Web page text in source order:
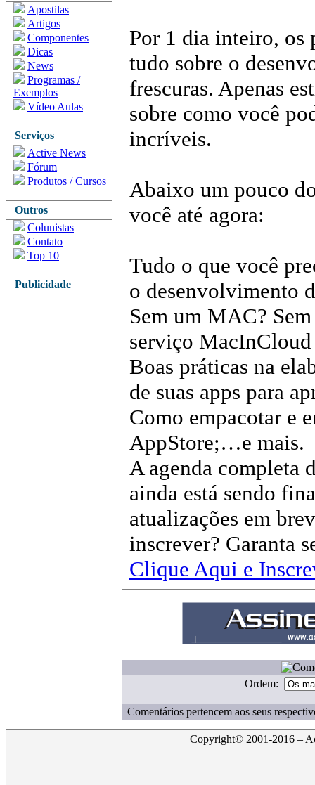
Apostilas
Artigos
Componentes
Dicas
News
Programas /
Exemplos
Vídeo Aulas
Serviços
Active News
Fórum
Produtos / Cursos
Outros
Colunistas
Contato
Top 10
Publicidade
Por 1 dia inteiro, os
tudo sobre o
frescuras. Apenas
sobre como você
incríveis.
Abaixo um pouco
você até agora:
Tudo o que você
o desenvolvimento
Sem um MAC?
serviço
Boas práticas na
de suas apps para
Como empacotar e
AppStore;…e mais.
A agenda completa
ainda está sendo
atualizações em
inscrever? Garanta
Clique Aqui e
Ordem:
Comentários pertencem aos seus
Copyright© 2001-2016 –